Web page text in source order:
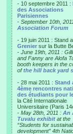
- 10 septembre 2011 :
des Associations
Parisiennes
- September 10th,
Association Forum
- 19 juin 2011 : Stand
Grenier sur la Butte
- June 19th, 2011 :
and Fanny are Alofa
booth keepers in the
ofthe hill back yard
- 28 mai 2011 : Stand
4ème rencontres
des étudiants pour
la Cité Internationale
Universitaire (Paris
- May 28th, 2011 : An
Tuvalu exhibit at the
“Students for
development” 4th